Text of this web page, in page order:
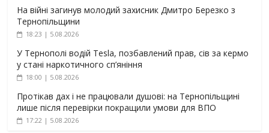
На війні загинув молодий захисник Дмитро Березко з
Тернопільщини
18:23 | 5.08.2026
У Тернополі водій Tesla, позбавлений прав, сів за кермо
у стані наркотичного сп’яніння
18:00 | 5.08.2026
Протікав дах і не працювали душові: на Тернопільщині
лише після перевірки покращили умови для ВПО
17:22 | 5.08.2026